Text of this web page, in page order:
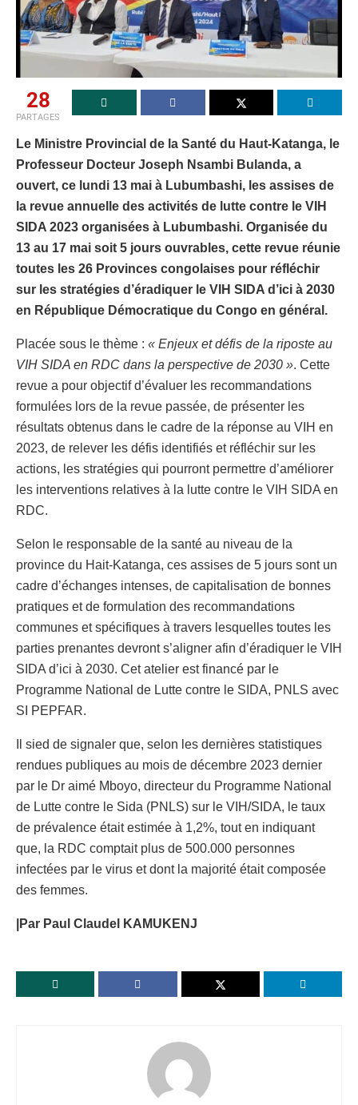
28
PARTAGES
Le Ministre Provincial de la Santé du Haut-Katanga, le
Professeur Docteur Joseph Nsambi Bulanda, a
ouvert, ce lundi 13 mai à Lubumbashi, les assises de
la revue annuelle des activités de lutte contre le VIH
SIDA 2023 organisées à Lubumbashi. Organisée du
13 au 17 mai soit 5 jours ouvrables, cette revue réunie
toutes les 26 Provinces congolaises pour réfléchir
sur les stratégies d’éradiquer le VIH SIDA d’ici à 2030
en République Démocratique du Congo en général.
Placée sous le thème : « Enjeux et défis de la riposte au
VIH SIDA en RDC dans la perspective de 2030 ». Cette
revue a pour objectif d’évaluer les recommandations
formulées lors de la revue passée, de présenter les
résultats obtenus dans le cadre de la réponse au VIH en
2023, de relever les défis identifiés et réfléchir sur les
actions, les stratégies qui pourront permettre d’améliorer
les interventions relatives à la lutte contre le VIH SIDA en
RDC.
Selon le responsable de la santé au niveau de la
province du Hait-Katanga, ces assises de 5 jours sont un
cadre d’échanges intenses, de capitalisation de bonnes
pratiques et de formulation des recommandations
communes et spécifiques à travers lesquelles toutes les
parties prenantes devront s’aligner afin d’éradiquer le VIH
SIDA d’ici à 2030. Cet atelier est financé par le
Programme National de Lutte contre le SIDA, PNLS avec
SI PEPFAR.
Il sied de signaler que, selon les dernières statistiques
rendues publiques au mois de décembre 2023 dernier
par le Dr aimé Mboyo, directeur du Programme National
de Lutte contre le Sida (PNLS) sur le VIH/SIDA, le taux
de prévalence était estimée à 1,2%, tout en indiquant
que, la RDC comptait plus de 500.000 personnes
infectées par le virus et dont la majorité était composée
des femmes.
|Par Paul Claudel KAMUKENJ